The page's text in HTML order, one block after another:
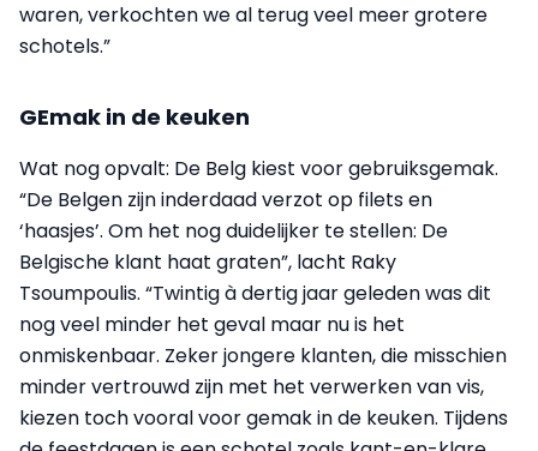
waren, verkochten we al terug veel meer grotere
schotels.”
GEmak in de keuken
Wat nog opvalt: De Belg kiest voor gebruiksgemak.
“De Belgen zijn inderdaad verzot op filets en
‘haasjes’. Om het nog duidelijker te stellen: De
Belgische klant haat graten”, lacht Raky
Tsoumpoulis. “Twintig à dertig jaar geleden was dit
nog veel minder het geval maar nu is het
onmiskenbaar. Zeker jongere klanten, die misschien
minder vertrouwd zijn met het verwerken van vis,
kiezen toch vooral voor gemak in de keuken. Tijdens